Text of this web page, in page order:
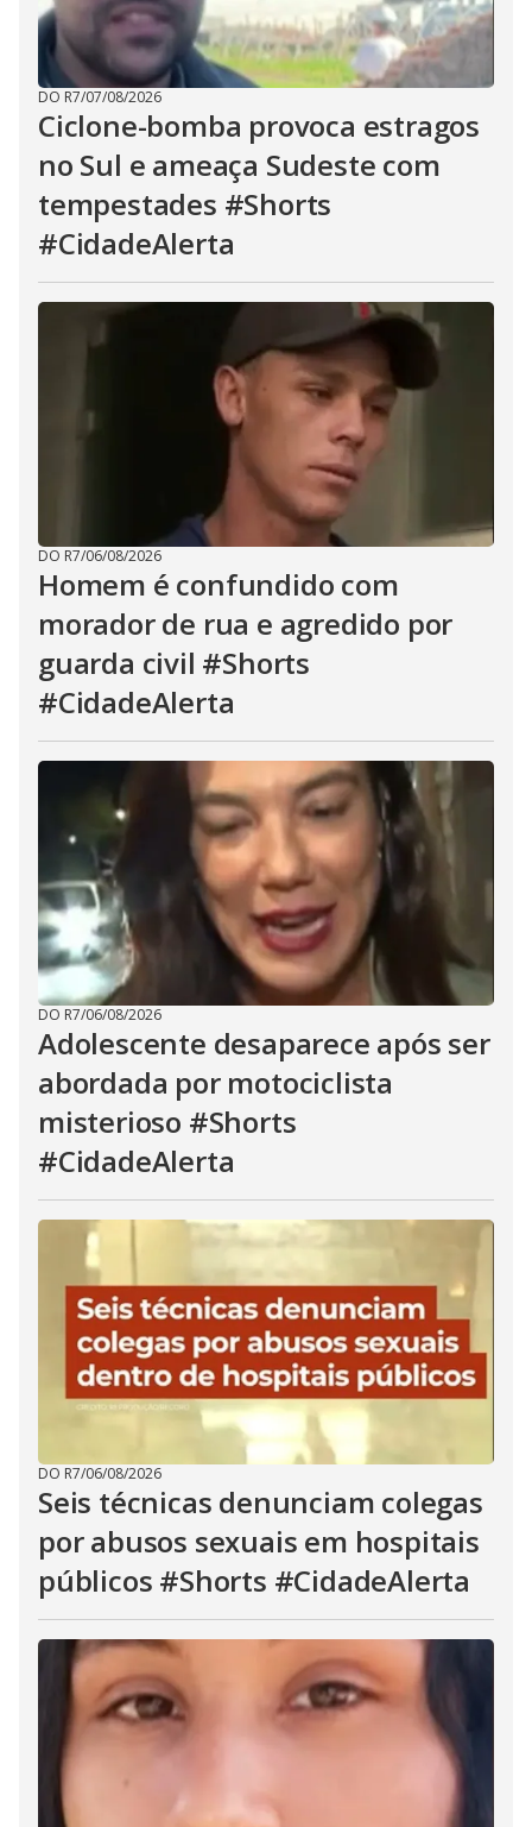
DO R7/07/08/2026
Ciclone-bomba provoca estragos
no Sul e ameaça Sudeste com
tempestades #Shorts
#CidadeAlerta
DO R7/06/08/2026
Homem é confundido com
morador de rua e agredido por
guarda civil #Shorts
#CidadeAlerta
DO R7/06/08/2026
Adolescente desaparece após ser
abordada por motociclista
misterioso #Shorts
#CidadeAlerta
DO R7/06/08/2026
Seis técnicas denunciam colegas
por abusos sexuais em hospitais
públicos #Shorts #CidadeAlerta